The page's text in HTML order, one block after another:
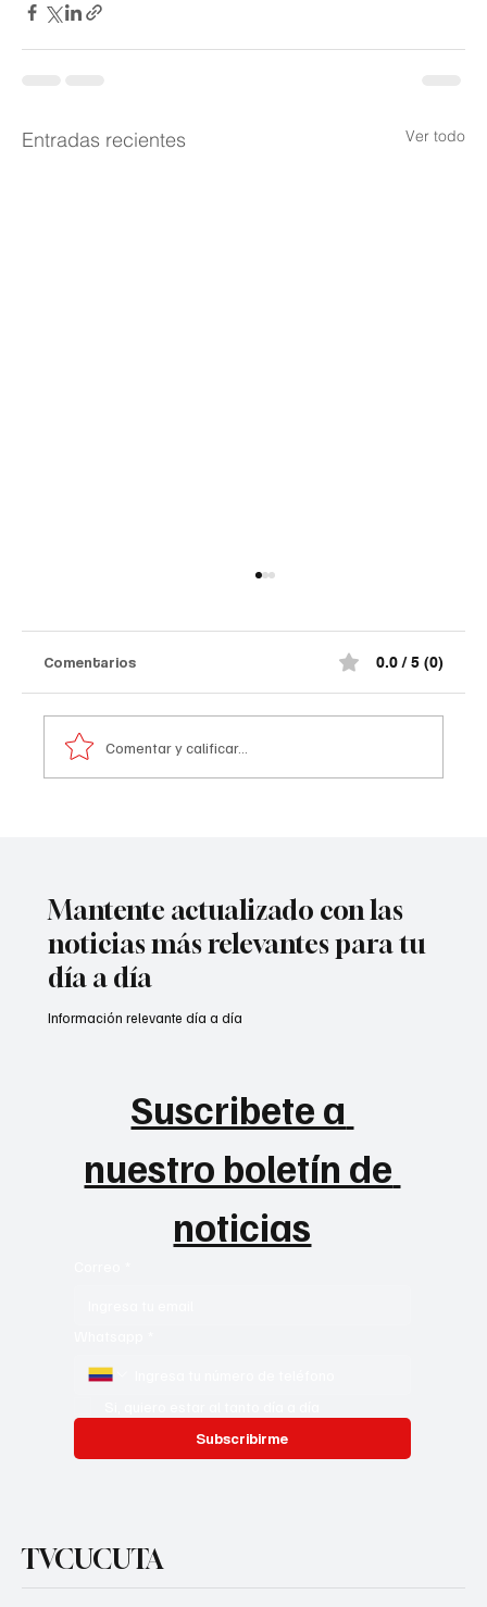
Entradas recientes Ver todo
Comentarios 0.0 / 5 (0)
Comentar y calificar...
Mantente actualizado con las
noticias más relevantes para tu
día a día
Suscribete a
nuestro boletín de
noticias
Subscribirme
Información relevante día a día
TVCUCUTA